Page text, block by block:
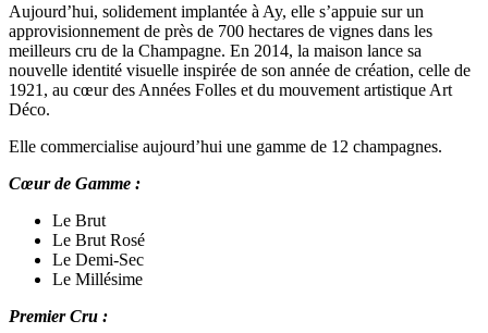
Aujourd’hui, solidement implantée à Ay, elle s’appuie sur un
approvisionnement de près de 700 hectares de vignes dans les
meilleurs cru de la Champagne. En 2014, la maison lance sa
nouvelle identité visuelle inspirée de son année de création, celle de
1921, au cœur des Années Folles et du mouvement artistique Art
Déco.
Elle commercialise aujourd’hui une gamme de 12 champagnes.
Cœur de Gamme :
Le Brut
Le Brut Rosé
Le Demi-Sec
Le Millésime
Premier Cru :